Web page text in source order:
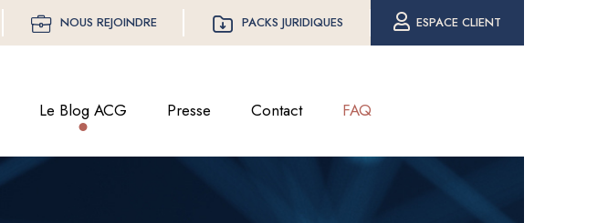
NOUS REJOINDRE PACKS JURIDIQUES ESPACE CLIENT
Le Blog ACG Presse Contact FAQ